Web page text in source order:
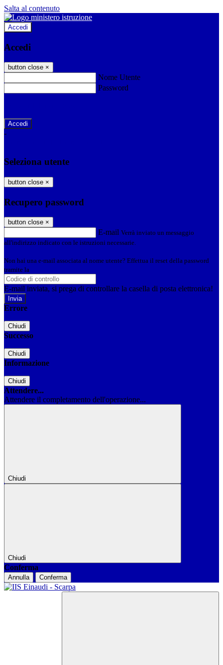
Salta al contenuto
Accedi
Accedi
button close ×
Nome Utente
Password
-
Seleziona utente
button close ×
Recupero password
button close ×
E-mail Verrà inviato un messaggio
all'indirizzo indicato con le istruzioni necessarie.
Non hai una e-mail associata al nome utente? Effettua il reset della password
tramite la
E-mail inviata, si prega di controllare la casella di posta elettronica!
Errore
Chiudi
Successo
Chiudi
Informazione
Chiudi
Attendere...
Attendere il completamento dell'operazione...
Chiudi
Chiudi
Conferma
Annulla Conferma